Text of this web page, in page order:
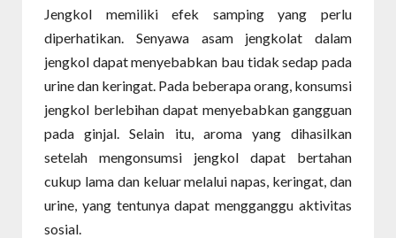
Jengkol memiliki efek samping yang perlu
diperhatikan. Senyawa asam jengkolat dalam
jengkol dapat menyebabkan bau tidak sedap pada
urine dan keringat. Pada beberapa orang, konsumsi
jengkol berlebihan dapat menyebabkan gangguan
pada ginjal. Selain itu, aroma yang dihasilkan
setelah mengonsumsi jengkol dapat bertahan
cukup lama dan keluar melalui napas, keringat, dan
urine, yang tentunya dapat mengganggu aktivitas
sosial.